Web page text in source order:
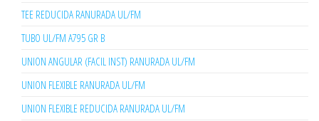
TEE REDUCIDA RANURADA UL/FM
TUBO UL/FM A795 GR B
UNION ANGULAR (FACIL INST) RANURADA UL/FM
UNION FLEXIBLE RANURADA UL/FM
UNION FLEXIBLE REDUCIDA RANURADA UL/FM